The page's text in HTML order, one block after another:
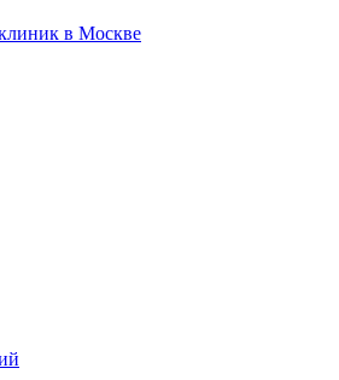
в Москве